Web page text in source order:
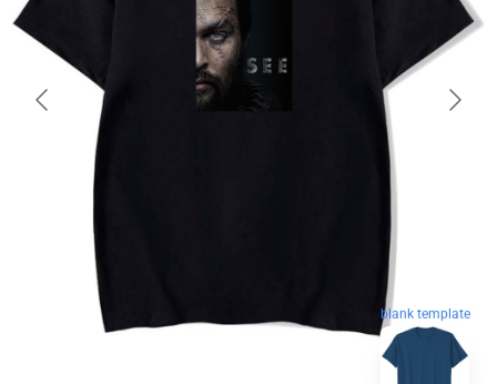
blank template